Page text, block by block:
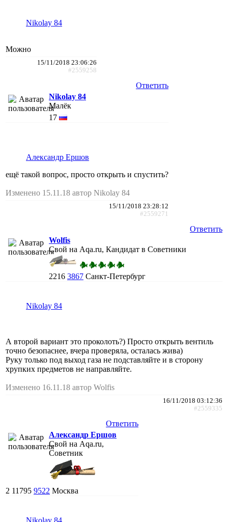
Nikolay 84
Можно
15/11/2018 23:06:26
#2559258
Ответить
Nikolay 84
Малёк
17
Александр Ершов
ещё такой вопрос, просто открыть и спустить?
Изменено 15.11.18 автор Nikolay 84
15/11/2018 23:28:12
#2559271
Ответить
Wolfis
Свой на Aqa.ru, Кандидат в Советники
2216 3867 Санкт-Петербург
Nikolay 84
А второй вариант это проколоть?) Просто открыть вентиль
точно безопаснее, вчера проверяла, осталась жива)
Руку только под выход газа не подставляйте и в сторону
хрупких предметов не направляйте.
Изменено 16.11.18 автор Wolfis
16/11/2018 03:12:36
#2559335
Ответить
Александр Ершов
Свой на Aqa.ru,
Советник
2 11795 9522 Москва
Nikolay 84